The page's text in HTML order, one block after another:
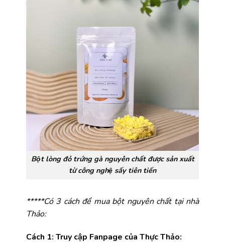
Bột lòng đỏ trứng gà nguyên chất được sản xuất
từ công nghệ sấy tiên tiến
*****Có 3 cách để mua bột nguyên chất tại nhà
Thảo:
Cách 1: Truy cập Fanpage của Thực Thảo: